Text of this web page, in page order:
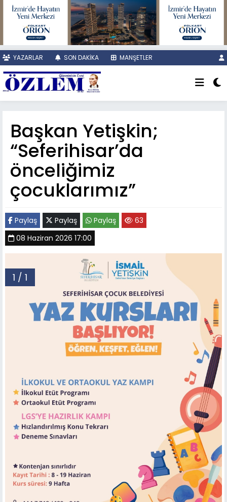
YAZARLAR SON DAKİKA MANŞETLER
Başkan Yetişkin;
“Seferihisar’da
önceliğimiz
çocuklarımız”
Paylaş Paylaş Paylaş
63
08 Haziran 2026 17:00
1 / 1